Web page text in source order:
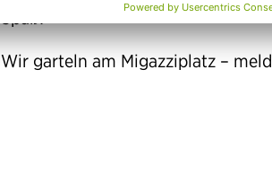
Spaß!
Wir garteln am Migazziplatz –